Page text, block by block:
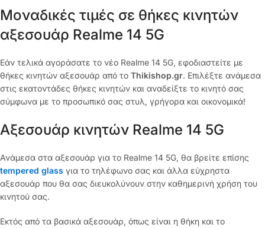
Μοναδικές τιμές σε θήκες κινητών
αξεσουάρ Realme 14 5G
Εάν τελικά αγοράσατε το νέο Realme 14 5G, εφοδιαστείτε με
θήκες κινητών αξεσουάρ από το Thikishop.gr. Επιλέξτε ανάμεσα
στις εκατοντάδες θήκες κινητών και αναδείξτε το κινητό σας
σύμφωνα με το προσωπικό σας στυλ, γρήγορα και οικονομικά!
Αξεσουάρ κινητών Realme 14 5G
Ανάμεσα στα αξεσουάρ για το Realme 14 5G, θα βρείτε επίσης
tempered glass για το τηλέφωνο σας και άλλα εύχρηστα
αξεσουάρ που θα σας διευκολύνουν στην καθημερινή χρήση του
κινητού σας.
Εκτός από τα βασικά αξεσουάρ, όπως είναι η θήκη και το